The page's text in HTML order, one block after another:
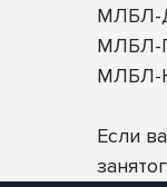
МЛБЛ-
МЛБЛ-
МЛБЛ-
Если